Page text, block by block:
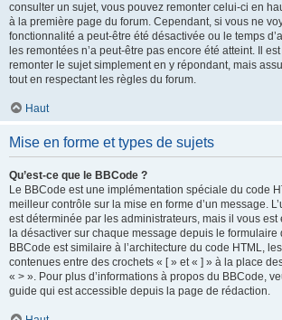
consulter un sujet, vous pouvez remonter celui-ci en
à la première page du forum. Cependant, si vous ne
fonctionnalité a peut-être été désactivée ou le temps
les remontées n’a peut-être pas encore été atteint. Il
remonter le sujet simplement en y répondant, mais
tout en respectant les règles du forum.
Haut
Mise en forme et types de sujets
Qu’est-ce que le BBCode ?
Le BBCode est une implémentation spéciale du code
meilleur contrôle sur la mise en forme d’un message.
est déterminée par les administrateurs, mais il vous
la désactiver sur chaque message depuis le formulaire
BBCode est similaire à l’architecture du code HTML,
contenues entre des crochets « [ » et « ] » à la place
« > ». Pour plus d’informations à propos du BBCode,
guide qui est accessible depuis la page de rédaction.